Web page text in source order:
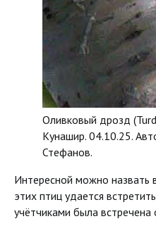
Оливковый дрозд
Кунашир. 04.10.25.
Стефанов.
Интересной можно назвать
этих птиц удается
учётчиками была встречена